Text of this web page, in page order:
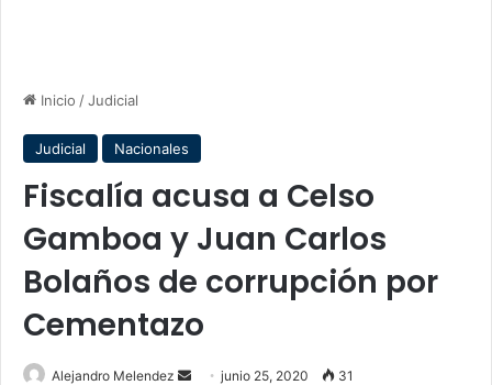
Inicio /Judicial
Judicial Nacionales
Fiscalía acusa a Celso
Gamboa y Juan Carlos
Bolaños de corrupción por
Cementazo
Alejandro Melendez
Sendjunio 25, 2020 31